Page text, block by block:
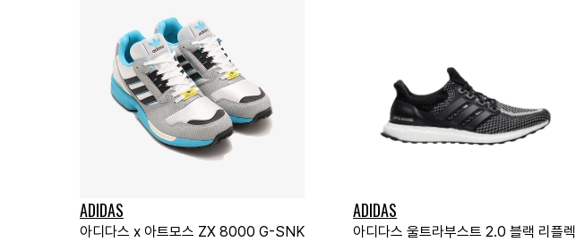
ADIDAS
아디다스 x 아트모스 ZX 8000 G-SNK
ADIDAS
아디다스 울트라부스트 2.0 블랙 리플렉